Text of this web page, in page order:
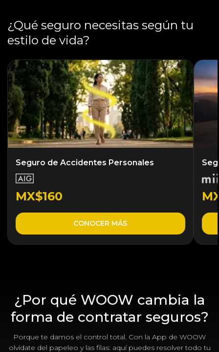
¿Qué seguro necesitas según tu
estilo de vida?
Seguro de Accidentes Personales
MX$160
CONOCER MÁS
¿Por qué WOOW cambia la
forma de contratar seguros?
Porque te damos el control total. Con la App de WOOW
olvídate del papeleo y las filas: aquí puedes resolver todo tu